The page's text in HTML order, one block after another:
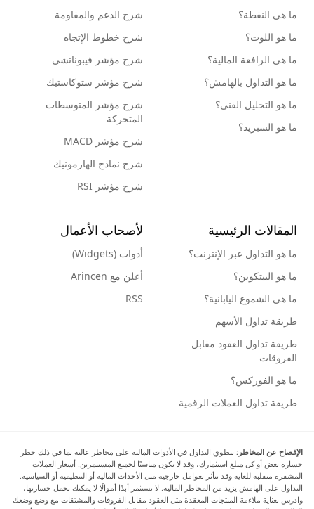
ما هي النقطة؟
ما هو اللوت؟
ما هي الرافعة المالية؟
ما هو التداول بالهامش؟
ما هو التحليل الفني؟
ما هو السبريد؟
شرح الدعم والمقاومة
شرح خطوط الإتجاه
شرح مؤشر فيبوناتشي
شرح مؤشر ستوكاستيك
شرح مؤشر المتوسطات
المتحركة
شرح مؤشر MACD
شرح نماذج الهارمونيك
شرح مؤشر RSI
المقالات الرئيسية
ما هو التداول عبر الإنترنت؟
ما هو البيتكوين؟
ما هي الشموع اليابانية؟
طريقة تداول الأسهم
طريقة تداول العقود مقابل
الفروقات
ما هو الفوركس؟
طريقة تداول العملات الرقمية
لأصحاب الأعمال
أدوات (Widgets)
أعلن مع Arincen
RSS
الإفصاح عن المخاطر: ينطوي التداول في الأدوات المالية على مخاطر عالية بما في ذلك خطر
خسارة بعض أو كل مبلغ استثمارك، وقد لا يكون مناسبًا لجميع المستثمرين. أسعار العملات
المشفرة متقلبة للغاية وقد تتأثر بعوامل خارجية مثل الأحداث المالية أو التنظيمية أو السياسية.
التداول على الهامش يزيد من المخاطر المالية. لا تستثمر أبدًا أموالًا لا يمكنك تحمل خسارتها،
وادرس بعناية ملاءمة المنتجات المعقدة مثل العقود مقابل الفروقات والمشتقات مع وضع وضعك